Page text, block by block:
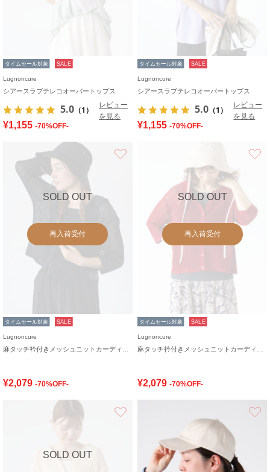
タイムセール対象 SALE
Lugnoncure
シアースラブテレコオーバートップス
5.0 （1）
レビュー
を見る
¥1,155 -70%OFF-
タイムセール対象 SALE
Lugnoncure
シアースラブテレコオーバートップス
5.0 （1）
レビュー
を見る
¥1,155 -70%OFF-
SOLD OUT
再入荷受付
タイムセール対象 SALE
Lugnoncure
¥2,079 -70%OFF-
SOLD OUT
再入荷受付
タイムセール対象 SALE
Lugnoncure
¥2,079 -70%OFF-
SOLD OUT